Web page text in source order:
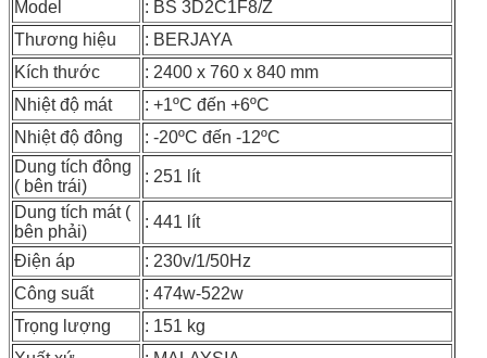
Model
: BS 3D2C1F8/Z
Thương hiệu
: BERJAYA
Kích thước
: 2400 x 760 x 840 mm
Nhiệt độ mát
: +1ºC đến +6ºC
Nhiệt độ đông
: -20ºC đến -12ºC
Dung tích đông
( bên trái)
: 251 lít
Dung tích mát (
bên phải)
: 441 lít
Điện áp
: 230v/1/50Hz
Công suất
: 474w-522w
Trọng lượng
: 151 kg